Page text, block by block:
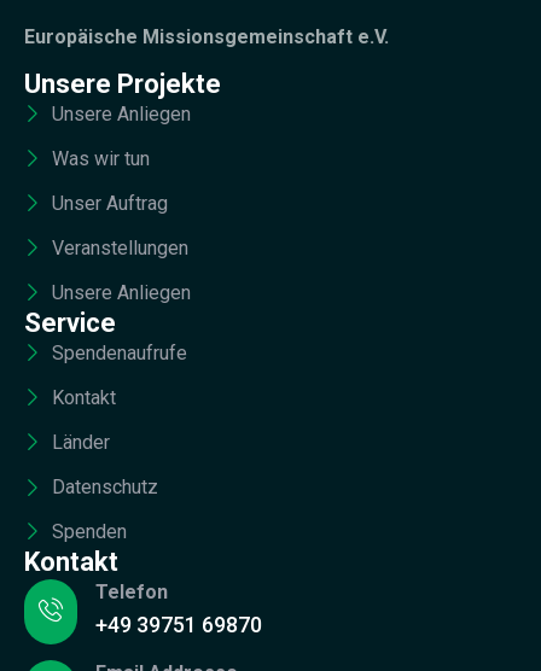
Europäische Missionsgemeinschaft e.V.
Unsere Projekte
Unsere Anliegen
Was wir tun
Unser Auftrag
Veranstellungen
Unsere Anliegen
Service
Spendenaufrufe
Kontakt
Länder
Datenschutz
Spenden
Kontakt
Telefon
+49 39751 69870